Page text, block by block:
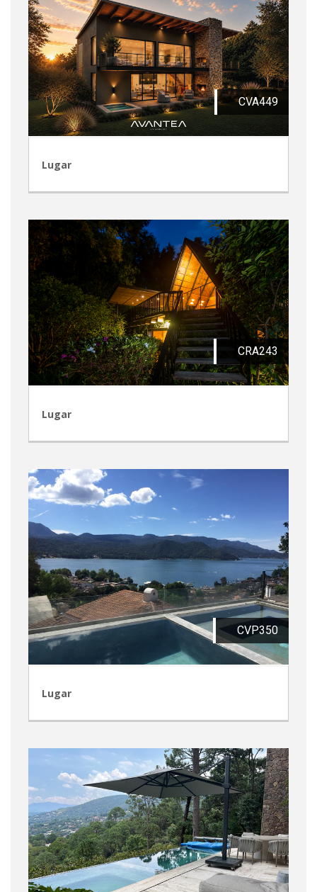
CVA449
Lugar
CRA243
Lugar
CVP350
Lugar